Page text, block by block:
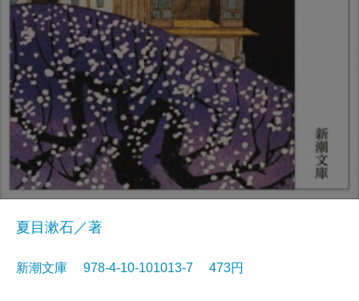
夏目漱石／著
新潮文庫 978-4-10-101013-7 473円